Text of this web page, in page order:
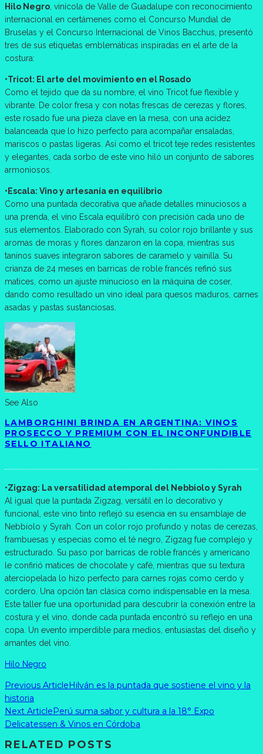
Hilo Negro , vinícola de Valle de Guadalupe con reconocimiento
internacional en certámenes como el Concurso Mundial de
Bruselas y el Concurso Internacional de Vinos Bacchus, presentó
tres de sus etiquetas emblemáticas inspiradas en el arte de la
costura:
•Tricot: El arte del movimiento en el Rosado
Como el tejido que da su nombre, el vino Tricot fue flexible y
vibrante. De color fresa y con notas frescas de cerezas y flores,
este rosado fue una pieza clave en la mesa, con una acidez
balanceada que lo hizo perfecto para acompañar ensaladas,
mariscos o pastas ligeras. Así como el tricot teje redes resistentes
y elegantes, cada sorbo de este vino hiló un conjunto de sabores
armoniosos.
•Escala: Vino y artesanía en equilibrio
Como una puntada decorativa que añade detalles minuciosos a
una prenda, el vino Escala equilibró con precisión cada uno de
sus elementos. Elaborado con Syrah, su color rojo brillante y sus
aromas de moras y flores danzaron en la copa, mientras sus
taninos suaves integraron sabores de caramelo y vainilla. Su
crianza de 24 meses en barricas de roble francés refinó sus
matices, como un ajuste minucioso en la máquina de coser,
dando como resultado un vino ideal para quesos maduros, carnes
asadas y pastas sustanciosas.
See Also
LAMBORGHINI BRINDA EN ARGENTINA: VINOS
PROSECCO Y PREMIUM CON EL INCONFUNDIBLE
SELLO ITALIANO
•Zigzag: La versatilidad atemporal del Nebbiolo y Syrah
Al igual que la puntada Zigzag, versátil en lo decorativo y
funcional, este vino tinto reflejó su esencia en su ensamblaje de
Nebbiolo y Syrah. Con un color rojo profundo y notas de cerezas,
frambuesas y especias como el té negro, Zigzag fue complejo y
estructurado. Su paso por barricas de roble francés y americano
le confirió matices de chocolate y café, mientras que su textura
aterciopelada lo hizo perfecto para carnes rojas como cerdo y
cordero. Una opción tan clásica como indispensable en la mesa.
Este taller fue una oportunidad para descubrir la conexión entre la
costura y el vino, donde cada puntada encontró su reflejo en una
copa. Un evento imperdible para medios, entusiastas del diseño y
amantes del vino.
Hilo Negro
Previous ArticleHilván es la puntada que sostiene el vino y la
historia
Next ArticlePerú suma sabor y cultura a la 18° Expo
Delicatessen & Vinos en Córdoba
RELATED POSTS